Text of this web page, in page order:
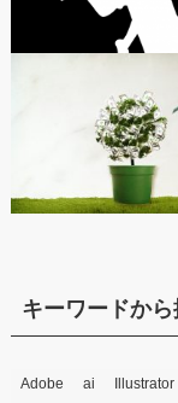
キーワードか
Adobe ai Illustrator